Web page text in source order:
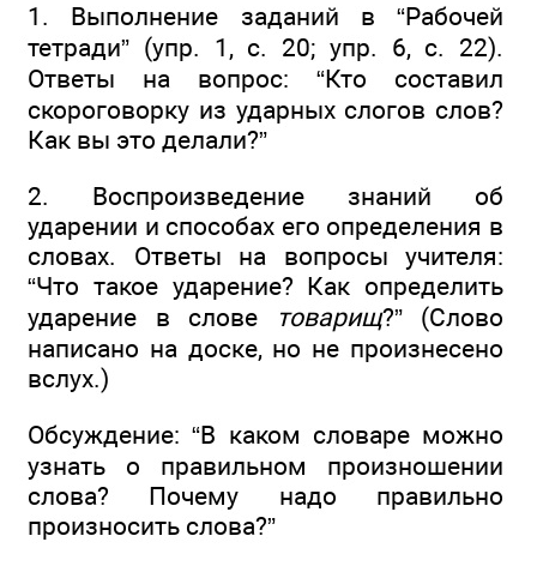
1. Выполнение заданий в “Рабочей
тетради” (упр. 1, с. 20; упр. 6, с. 22).
Ответы на вопрос: “Кто составил
скороговорку из ударных слогов слов?
Как вы это делали?”
2. Воспроизведение знаний об
ударении и способах его определения в
словах. Ответы на вопросы учителя:
“Что такое ударение? Как определить
ударение в слове
товарищ?” (Слово
написано на доске, но не произнесено
вслух.)
Обсуждение: “В каком словаре можно
узнать о правильном произношении
слова? Почему надо правильно
произносить слова?”